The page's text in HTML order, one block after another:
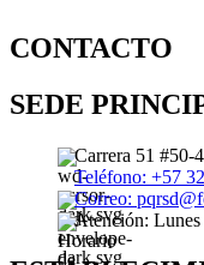
CONTACTO
SEDE
Carrera 51 #50-
Teléfono: +57
Correo:
Atención: Lunes